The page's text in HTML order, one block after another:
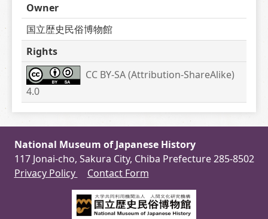
Owner
国立歴史民俗博物館
Rights
CC BY-SA (Attribution-ShareAlike)
4.0
National Museum of Japanese History
117 Jonai-cho, Sakura City, Chiba Prefecture 285-8502
Privacy Policy
Contact Form